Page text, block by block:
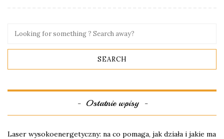
Ostatnie wpisy
Laser wysokoenergetyczny: na co pomaga, jak działa i jakie ma